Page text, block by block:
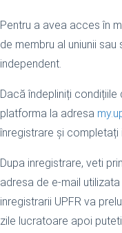
Pentru a avea acces în
de membru al uniunii
independent.
Dacă îndepliniți
platforma la adresa
înregistrare și completați
Dupa inregistrare, veti
adresa de e-mail
inregistrarii UPFR va
zile lucratoare apoi